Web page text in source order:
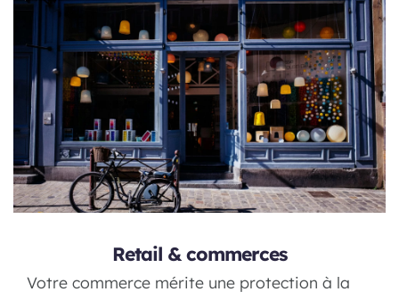
Retail & commerces
Votre commerce mérite une protection à la